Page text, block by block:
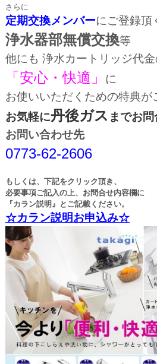
さらに
定期交換メンバーにご登録頂
浄水器部無償交換等
他にも 浄水カートリッジ代
「安心・快適」
に
お使いいただくための特典が
お気軽に丹後ガス までお
お問い合わせ先
0773-62-2606
もしくは、下記をクリック頂き、
必要事項ご記入の上、お問合せ内容欄に
『カラン説明』とご記載ください。
☆カラン説明お申込み☆